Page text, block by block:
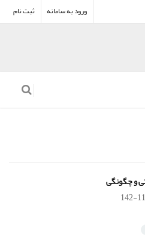
ورود به سامانه ثبت نام
و چگونگی